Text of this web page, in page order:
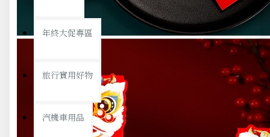
年終大促專區
旅行實用好物
汽機車用品